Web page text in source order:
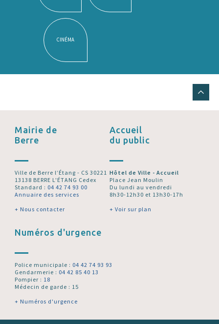
CINÉMA
Mairie de
Berre
Ville de Berre l’Étang - CS 30221
13138 BERRE L'ÉTANG Cedex
Standard : 04 42 74 93 00
Annuaire des services
+ Nous contacter
Accueil
du public
Hôtel de Ville - Accueil
Place Jean Moulin
Du lundi au vendredi
8h30-12h30 et 13h30-17h
+ Voir sur plan
Numéros d'urgence
Police municipale : 04 42 74 93 93
Gendarmerie : 04 42 85 40 13
Pompier : 18
Médecin de garde : 15
+ Numéros d'urgence